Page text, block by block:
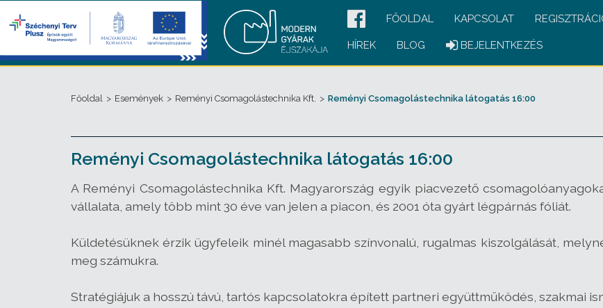
FŐOLDAL KAPCSOLAT
HÍREK BLOG BEJELENTKEZÉS
Főoldal > Események > Reményi Csomagolástechnika Kft. > Reményi Csomagolástechnika látogatás 16:00
Reményi Csomagolástechnika látogatás 16:00
A Reményi Csomagolástechnika Kft. Magyarország egyik piacvezető
vállalata, amely több mint 30 éve van jelen a piacon, és 2001 óta gyárt légpárnás fóliát.
Küldetésüknek érzik ügyfeleik minél magasabb színvonalú, rugalmas kiszolgálását,
meg számukra.
Stratégiájuk a hosszú távú, tartós kapcsolatokra épített partneri együttműködés, szakmai